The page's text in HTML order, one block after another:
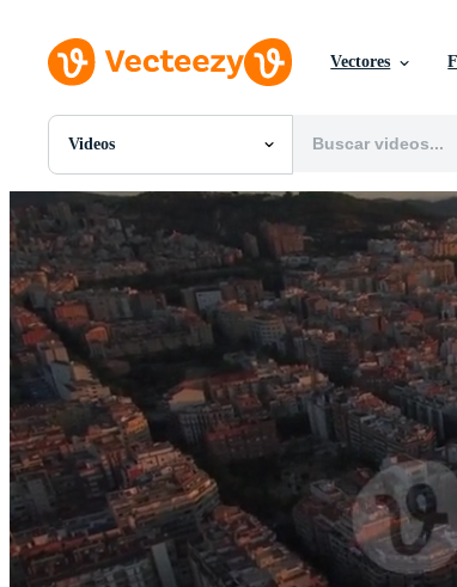
Vectores
Videos
Todas Imágenes
PNGs
PSDs
SVGs
Plantillas
Vectores
Videos
Gráficos en Movimiento
Imágenes Editoriales
Eventos Editoriales